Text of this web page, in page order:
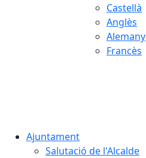
Castellà
Anglès
Alemany
Francès
Ajuntament
Salutació de l'Alcalde